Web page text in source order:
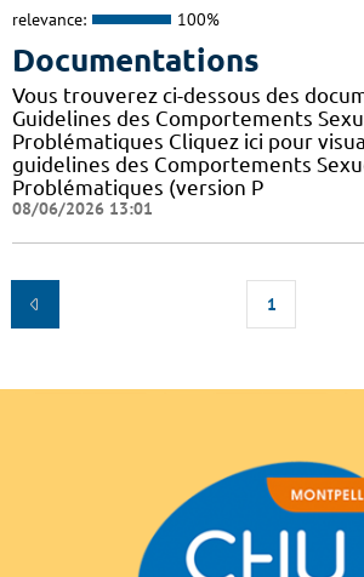
relevance: 100%
Documentations
Vous trouverez ci-dessous des
Guidelines des Comportements
Problématiques Cliquez ici pour
guidelines des Comportements
Problématiques (version P
08/06/2026 13:01
1